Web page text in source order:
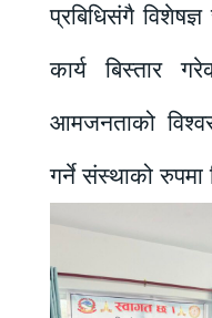
प्रबिधिसंगै
कार्य बिस्तार
आमजनताको
गर्ने संस्थाको रुपमा